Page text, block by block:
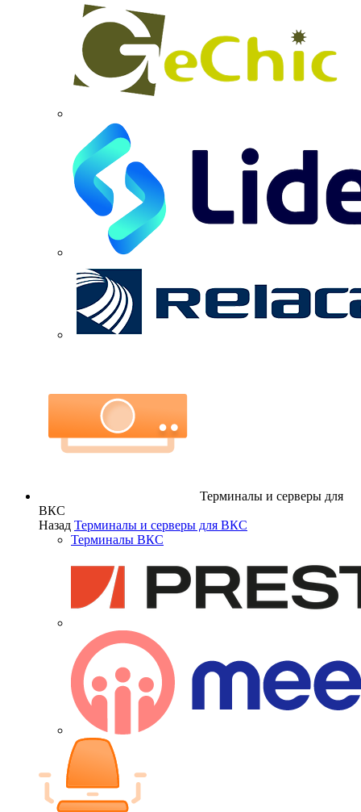
Терминалы и серверы для
ВКС
Назад Терминалы и серверы для ВКС
Терминалы ВКС